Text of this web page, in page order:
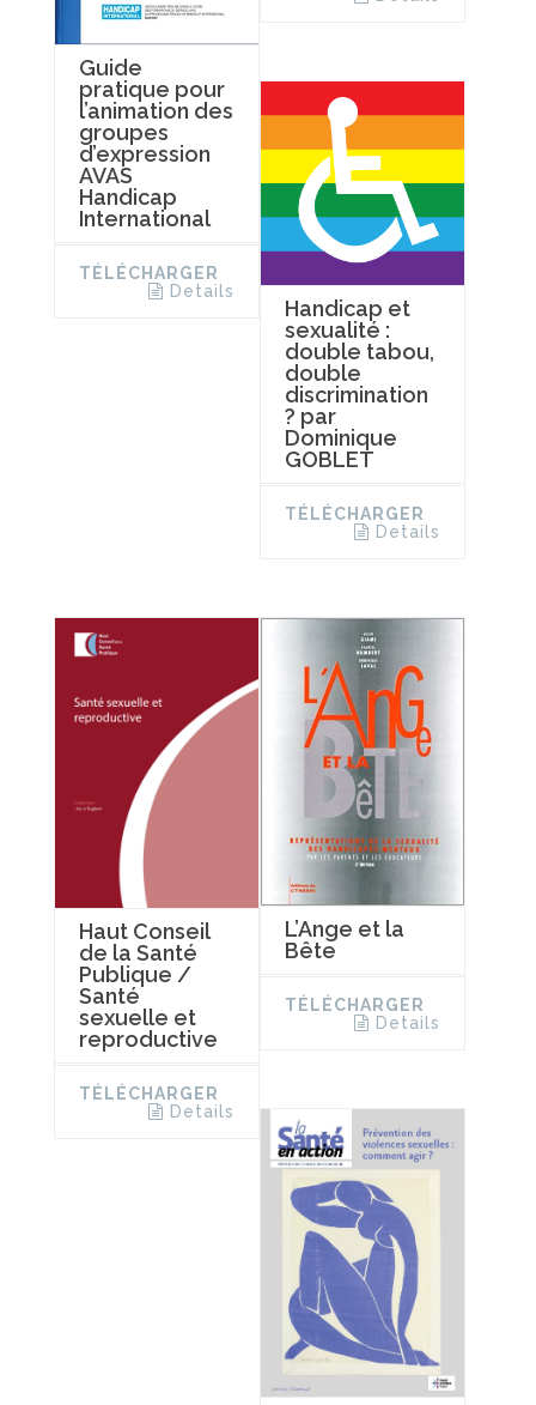
Guide
pratique pour
l’animation des
groupes
d’expression
AVAS
Handicap
International
TÉLÉCHARGER
Details
Handicap et
sexualité :
double tabou,
double
discrimination
? par
Dominique
GOBLET
TÉLÉCHARGER
Details
Haut Conseil
de la Santé
Publique /
Santé
sexuelle et
reproductive
TÉLÉCHARGER
Details
L’Ange et la
Bête
TÉLÉCHARGER
Details